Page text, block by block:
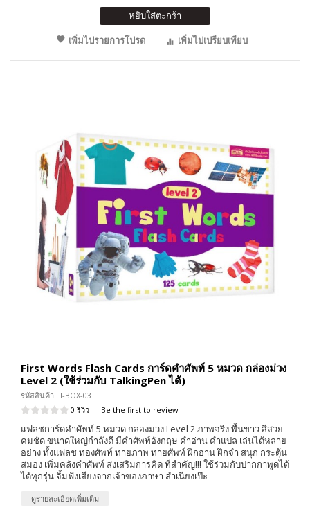
หยิบใส่ตะกร้า
เพิ่มไปรายการโปรด
เพิ่มไปเปรียบเทียบ
First Words Flash Cards การ์ดคำศัพท์ 5 หมวด กล่องม่วง
Level 2 (ใช้ร่วมกับ TalkingPen ได้)
รหัสสินค้า : I-BOX-03
0 รีวิว | Be the first to review
แฟลชการ์ดคำศัพท์ 5 หมวด กล่องม่วง Level 2 ภาพจริง พื้นขาว สีสวย
คมชัด ขนาดใหญ่กำลังดี มีคำศัพท์อังกฤษ คำอ่าน คำแปล เล่นได้หลาย
อย่าง ทั้งแฟลช ท่องศัพท์ ทายภาพ ทายศัพท์ ฝึกอ่าน ฝึกจำ สนุก กระตุ้น
สมอง เพิ่มคลังคำศัพท์ ส่งเสริมการคิด ที่สำคัญ!!! ใช้ร่วมกับปากกาพูดได้
ได้ทุกรุ่น จิ้มฟังเสียงจากเจ้าของภาษา สำเนียงเป๊ะ
ดูรายละเอียดเพิ่มเติม